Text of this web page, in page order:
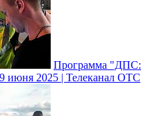
Программа "ДПС:
июня 2025 | Телеканал ОТС